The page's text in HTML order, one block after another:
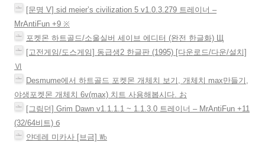
[문명 V] sid meier’s civilization 5 v1.0.3.279 트레이너 –
MrAntiFun +9 ※
포켓몬 하트골드/소울실버 세이브 에디터 (완전 한글화) Щ
[고전게임/도스게임] 동급생2 한글판 (1995) [다운로드/다운/설치]
Ⅵ
Desmume에서 하트골드 포켓몬 개체치 보기, 개체치 max만들기,
야생포켓몬 개체치 6v(max) 치트 사용해봅시다. お
[그림던] Grim Dawn v1.1.1.1 ~ 1.1.3.0 트레이너 – MrAntiFun +11
(32/64비트) б
얀데레 미카사 [브금] ㏝